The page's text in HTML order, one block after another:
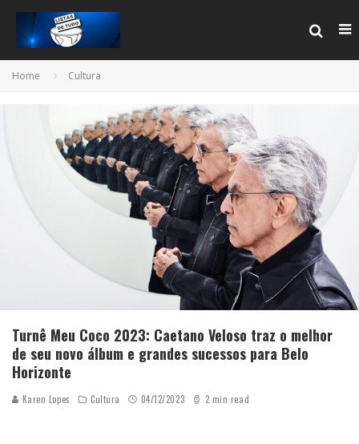
Home Cultura
Turnê Meu Coco 2023: Caetano Veloso traz o melhor
de seu novo álbum e grandes sucessos para Belo
Horizonte
Karen Lopes Cultura 04/12/2023 2 min read